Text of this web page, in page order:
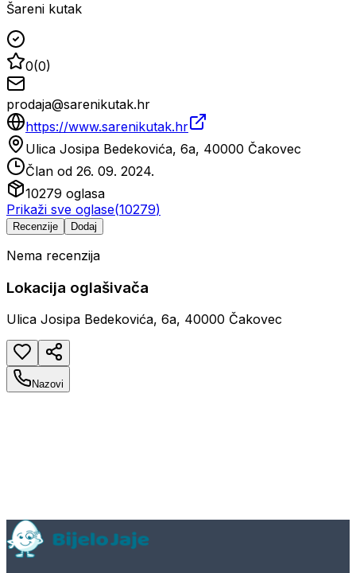
Šareni kutak
0(0)
prodaja@sarenikutak.hr
https://www.sarenikutak.hr
Ulica Josipa Bedekovića, 6a, 40000 Čakovec
Član od 26. 09. 2024.
10279 oglasa
Prikaži sve oglase(10279)
Recenzije Dodaj
Nema recenzija
Lokacija oglašivača
Ulica Josipa Bedekovića, 6a, 40000 Čakovec
Nazovi